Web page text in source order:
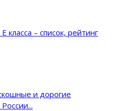
класса – список, рейтинг
и дорогие